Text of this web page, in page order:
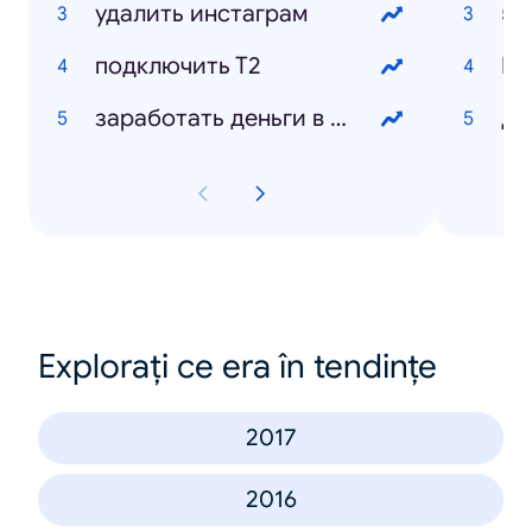
удалить инстаграм
подключить Т2
заработать деньги в интернете
Explorați ce era în tendințe
2017
2016